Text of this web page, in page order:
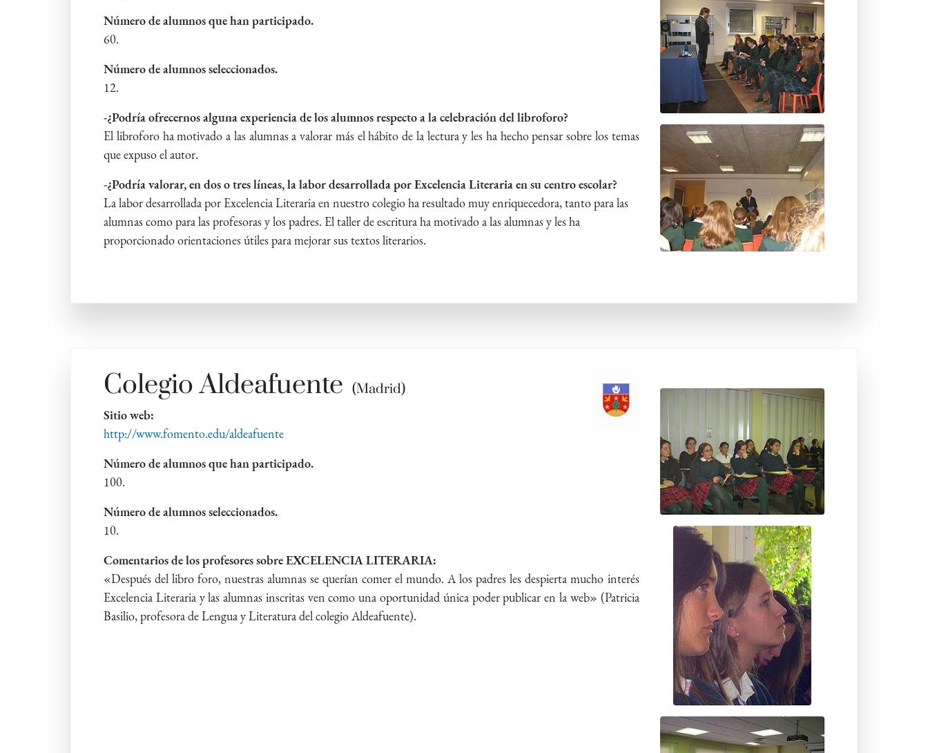
Número de alumnos que han participado.
60.
Número de alumnos seleccionados.
12.
-¿Podría ofrecernos alguna experiencia de los alumnos respecto a la celebración del libroforo?
El libroforo ha motivado a las alumnas a valorar más el hábito de la lectura y les ha hecho pensar sobre los temas
que expuso el autor.
-¿Podría valorar, en dos o tres líneas, la labor desarrollada por Excelencia Literaria en su centro escolar?
La labor desarrollada por Excelencia Literaria en nuestro colegio ha resultado muy enriquecedora, tanto para las
alumnas como para las profesoras y los padres. El taller de escritura ha motivado a las alumnas y les ha
proporcionado orientaciones útiles para mejorar sus textos literarios.
Colegio Aldeafuente (Madrid)
Sitio web:
http://www.fomento.edu/aldeafuente
Número de alumnos que han participado.
100.
Número de alumnos seleccionados.
10.
Comentarios de los profesores sobre EXCELENCIA LITERARIA:
«Después del libro foro, nuestras alumnas se querían comer el mundo. A los padres les despierta mucho interés
Excelencia Literaria y las alumnas inscritas ven como una oportunidad única poder publicar en la web» (Patricia
Basilio, profesora de Lengua y Literatura del colegio Aldeafuente).